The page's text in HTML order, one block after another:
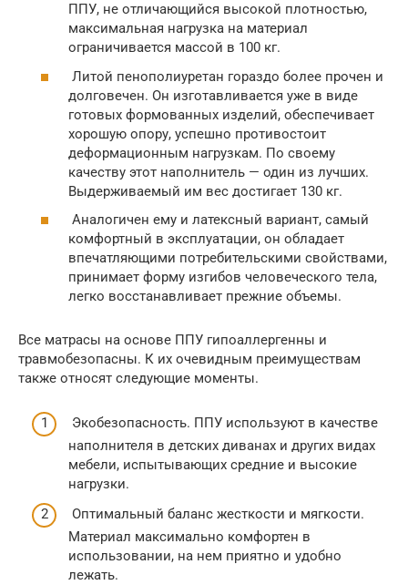
ППУ, не отличающийся высокой плотностью,
максимальная нагрузка на материал
ограничивается массой в 100 кг.
Литой пенополиуретан гораздо более прочен и
долговечен. Он изготавливается уже в виде
готовых формованных изделий, обеспечивает
хорошую опору, успешно противостоит
деформационным нагрузкам. По своему
качеству этот наполнитель — один из лучших.
Выдерживаемый им вес достигает 130 кг.
Аналогичен ему и латексный вариант, самый
комфортный в эксплуатации, он обладает
впечатляющими потребительскими свойствами,
принимает форму изгибов человеческого тела,
легко восстанавливает прежние объемы.
Все матрасы на основе ППУ гипоаллергенны и
травмобезопасны. К их очевидным преимуществам
также относят следующие моменты.
Экобезопасность. ППУ используют в качестве
наполнителя в детских диванах и других видах
мебели, испытывающих средние и высокие
нагрузки.
Оптимальный баланс жесткости и мягкости.
Материал максимально комфортен в
использовании, на нем приятно и удобно
лежать.